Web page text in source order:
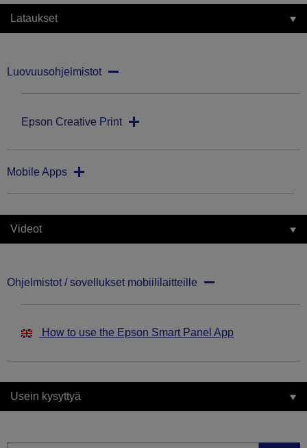
Lataukset
Luovuusohjelmistot
Epson Creative Print
Mobile Apps
Videot
Ohjelmistot / sovellukset mobiililaitteille
How to use the Epson Smart Panel App
Usein kysyttyä